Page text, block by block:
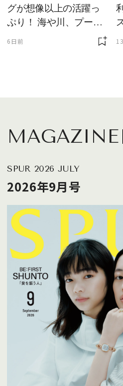
グが想像以上の活躍っ
ぷり！ 海や川、プール
6日前
MAGAZINE
SPUR 2026 JULY
2026年9月号